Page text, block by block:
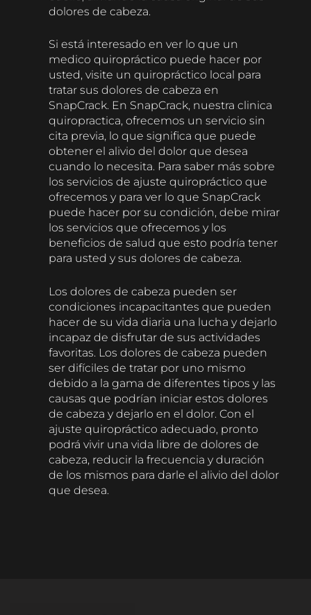
dolores de cabeza.
Si está interesado en ver lo que un
medico quiropráctico puede hacer por
usted, visite un quiropráctico local para
tratar sus dolores de cabeza en
SnapCrack. En SnapCrack, nuestra clinica
quiropractica, ofrecemos un servicio sin
cita previa, lo que significa que puede
obtener el alivio del dolor que desea
cuando lo necesita. Para saber más sobre
los servicios de ajuste quiropráctico que
ofrecemos y para ver lo que SnapCrack
puede hacer por su condición, debe mirar
los servicios que ofrecemos y los
beneficios de salud que esto podría tener
para usted y sus dolores de cabeza.
Los dolores de cabeza pueden ser
condiciones incapacitantes que pueden
hacer de su vida diaria una lucha y dejarlo
incapaz de disfrutar de sus actividades
favoritas. Los dolores de cabeza pueden
ser difíciles de tratar por uno mismo
debido a la gama de diferentes tipos y las
causas que podrían iniciar estos dolores
de cabeza y dejarlo en el dolor. Con el
ajuste quiropráctico adecuado, pronto
podrá vivir una vida libre de dolores de
cabeza, reducir la frecuencia y duración
de los mismos para darle el alivio del dolor
que desea.